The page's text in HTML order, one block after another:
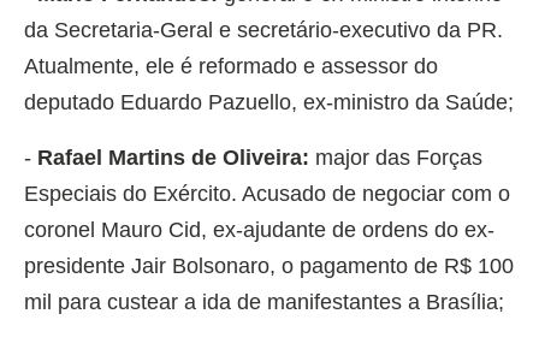
da Secretaria-Geral e secretário-executivo da PR.
Atualmente, ele é reformado e assessor do
deputado Eduardo Pazuello, ex-ministro da Saúde;
- Rafael Martins de Oliveira: major das Forças
Especiais do Exército. Acusado de negociar com o
coronel Mauro Cid, ex-ajudante de ordens do ex-
presidente Jair Bolsonaro, o pagamento de R$ 100
mil para custear a ida de manifestantes a Brasília;